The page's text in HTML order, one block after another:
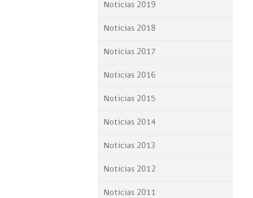
Noticias 2019
Noticias 2018
Noticias 2017
Noticias 2016
Noticias 2015
Noticias 2014
Noticias 2013
Noticias 2012
Noticias 2011